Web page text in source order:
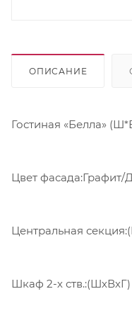
ОПИСАНИЕ
Гостиная «Белла»
Цвет фасада:Графит/
Центральная
Шкаф 2-х ств.:(ШхВхГ)